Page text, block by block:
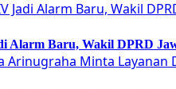
Alarm Baru, Wakil DPRD